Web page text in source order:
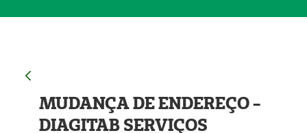
MUDANÇA DE ENDEREÇO -
DIAGITAB SERVIÇOS